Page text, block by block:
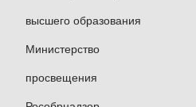
высшего образования
Министерство
просвещения